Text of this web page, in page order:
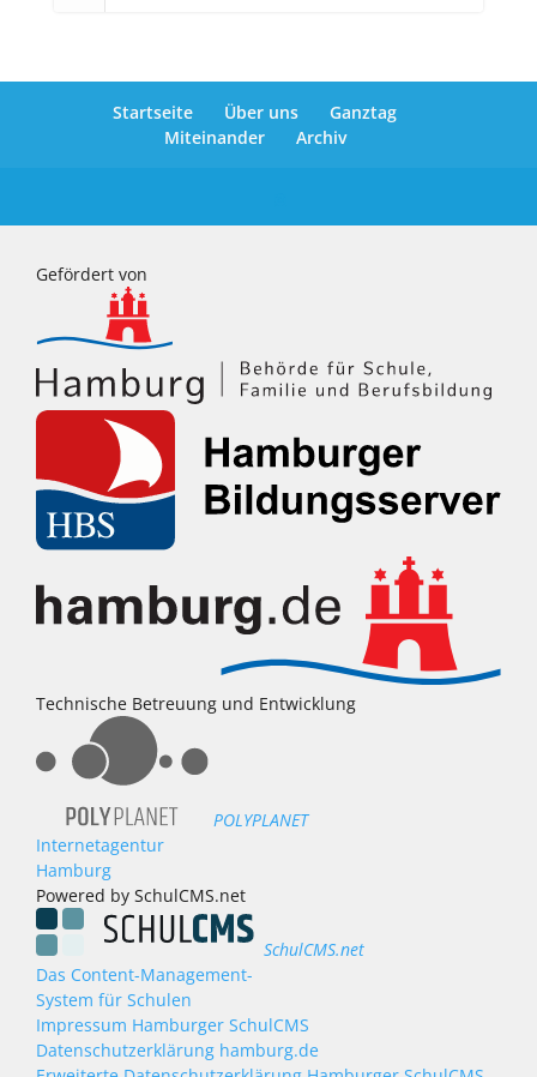
Startseite Über uns
Ganztag
Miteinander
Archiv
Gefördert von
Technische Betreuung und Entwicklung
POLYPLANET
Internetagentur
Hamburg
Powered by SchulCMS.net
SchulCMS.net
Das Content-Management-
System für Schulen
Impressum Hamburger SchulCMS
Datenschutzerklärung hamburg.de